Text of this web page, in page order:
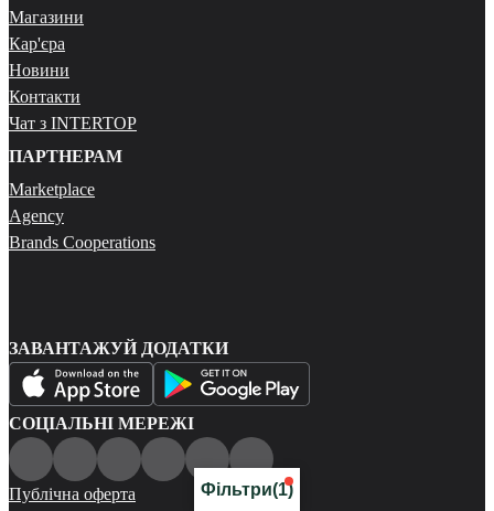
Фільтри(1)
Магазини
Кар'єра
Новини
Контакти
Чат з INTERTOP
ПАРТНЕРАМ
Marketplace
Agency
Brands Cooperations
ЗАВАНТАЖУЙ ДОДАТКИ
СОЦІАЛЬНІ МЕРЕЖІ
Публічна оферта